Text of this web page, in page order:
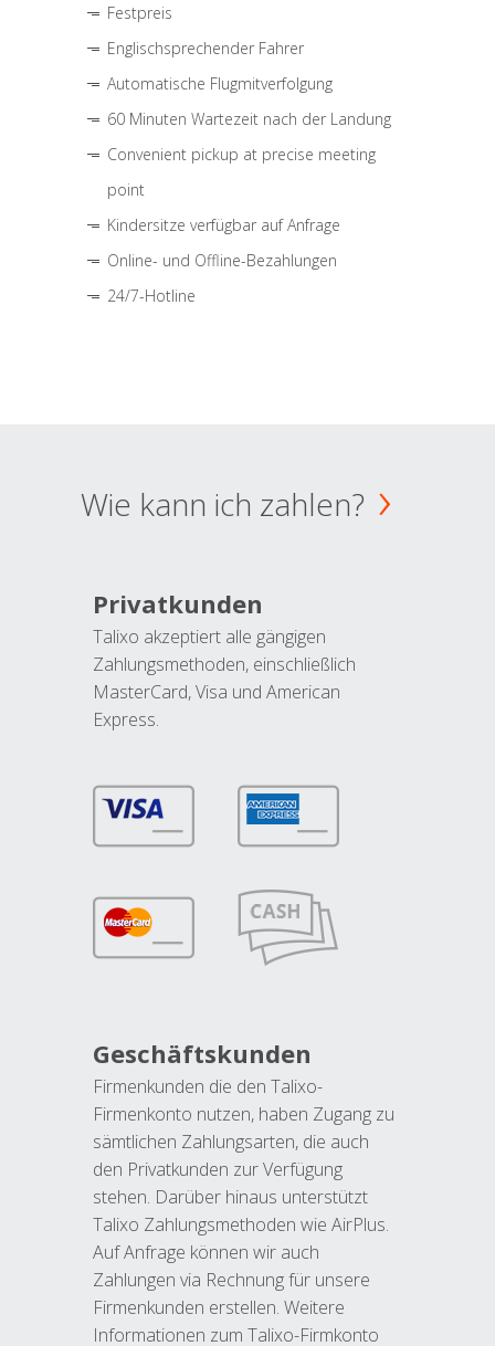
Festpreis
Englischsprechender Fahrer
Automatische Flugmitverfolgung
60 Minuten Wartezeit nach der Landung
Convenient pickup at precise meeting
point
Kindersitze verfügbar auf Anfrage
Online- und Offline-Bezahlungen
24/7-Hotline
Wie kann ich zahlen?
Privatkunden
Talixo akzeptiert alle gängigen
Zahlungsmethoden, einschließlich
MasterCard, Visa und American
Express.
Geschäftskunden
Firmenkunden die den Talixo-
Firmenkonto nutzen, haben Zugang zu
sämtlichen Zahlungsarten, die auch
den Privatkunden zur Verfügung
stehen. Darüber hinaus unterstützt
Talixo Zahlungsmethoden wie AirPlus.
Auf Anfrage können wir auch
Zahlungen via Rechnung für unsere
Firmenkunden erstellen. Weitere
Informationen zum Talixo-Firmkonto